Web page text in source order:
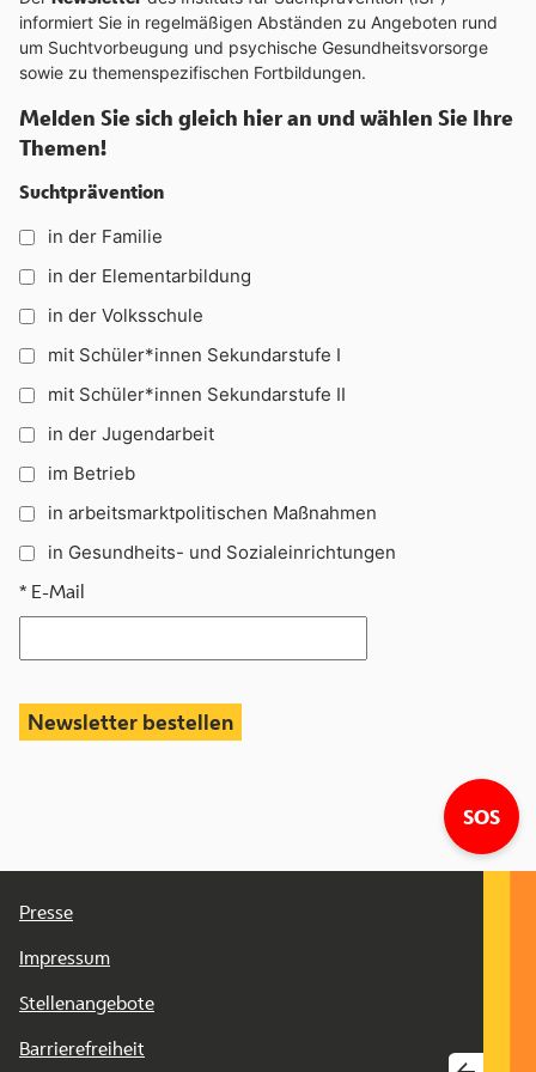
informiert Sie in regelmäßigen Abständen zu Angeboten rund
um Suchtvorbeugung und psychische Gesundheitsvorsorge
sowie zu themenspezifischen Fortbildungen.
Melden Sie sich gleich hier an und wählen Sie Ihre
Themen!
Suchtprävention
in der Familie
in der Elementarbildung
in der Volksschule
mit Schüler*innen Sekundarstufe I
mit Schüler*innen Sekundarstufe II
in der Jugendarbeit
im Betrieb
in arbeitsmarktpolitischen Maßnahmen
in Gesundheits- und Sozialeinrichtungen
* E-Mail
SOS
Presse
Impressum
Stellenangebote
Barrierefreiheit